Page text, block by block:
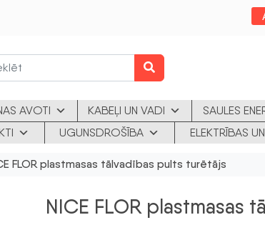
AVOTI KABEĻI UN VADI SAULES
UGUNSDROŠĪBA ELEKTRĪBAS
FLOR plastmasas tālvadības pults turētājs
NICE FLOR plastmasas